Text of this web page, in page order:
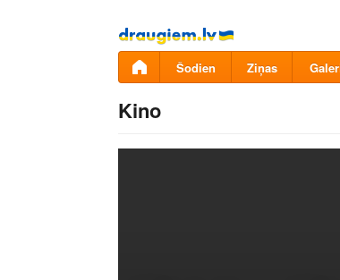
Pāriet
uz
saturu
Šodien Ziņas
Kino